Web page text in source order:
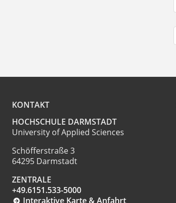
KONTAKT
HOCHSCHULE DARMSTADT
University of Applied Sciences
Schöfferstraße 3
64295 Darmstadt
ZENTRALE
+49.6151.533-5000
Interaktive Karte & Anfahrt